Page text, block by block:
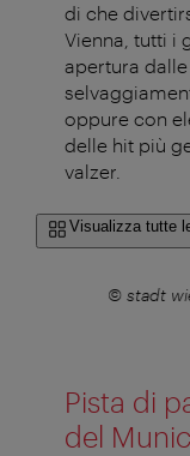
di che
Vienna, tutti i
apertura
oppure con
delle hit più
valzer.
Visualizza tutte
© stadt
Pista di
del